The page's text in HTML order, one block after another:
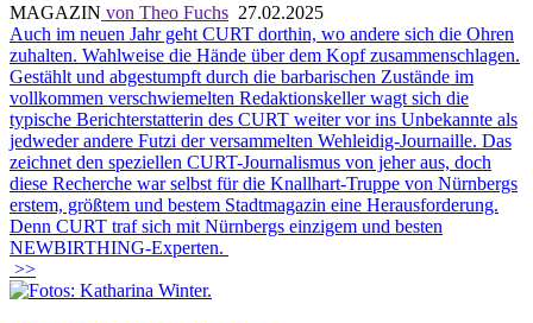
MAGAZIN von Theo Fuchs 27.02.2025
Auch im neuen Jahr geht CURT dorthin, wo andere sich die Ohren
zuhalten. Wahlweise die Hände über dem Kopf zusammenschlagen.
Gestählt und abgestumpft durch die barbarischen Zustände im
vollkommen verschwiemelten Redaktionskeller wagt sich die
typische Berichterstatterin des CURT weiter vor ins Unbekannte als
jedweder andere Futzi der versammelten Wehleidig-Journaille. Das
zeichnet den speziellen CURT-Journalismus von jeher aus, doch
diese Recherche war selbst für die Knallhart-Truppe von Nürnbergs
erstem, größtem und bestem Stadtmagazin eine Herausforderung.
Denn CURT traf sich mit Nürnbergs einzigem und besten
NEWBIRTHING-Experten.
>>